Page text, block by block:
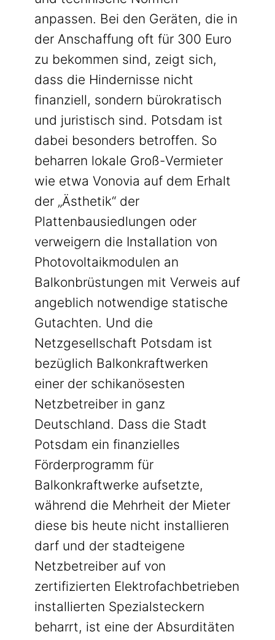
anpassen. Bei den Geräten, die in
der Anschaffung oft für 300 Euro
zu bekommen sind, zeigt sich,
dass die Hindernisse nicht
finanziell, sondern bürokratisch
und juristisch sind. Potsdam ist
dabei besonders betroffen. So
beharren lokale Groß-Vermieter
wie etwa Vonovia auf dem Erhalt
der „Ästhetik“ der
Plattenbausiedlungen oder
verweigern die Installation von
Photovoltaikmodulen an
Balkonbrüstungen mit Verweis auf
angeblich notwendige statische
Gutachten. Und die
Netzgesellschaft Potsdam ist
bezüglich Balkonkraftwerken
einer der schikanösesten
Netzbetreiber in ganz
Deutschland. Dass die Stadt
Potsdam ein finanzielles
Förderprogramm für
Balkonkraftwerke aufsetzte,
während die Mehrheit der Mieter
diese bis heute nicht installieren
darf und der stadteigene
Netzbetreiber auf von
zertifizierten Elektrofachbetrieben
installierten Spezialsteckern
beharrt, ist eine der Absurditäten